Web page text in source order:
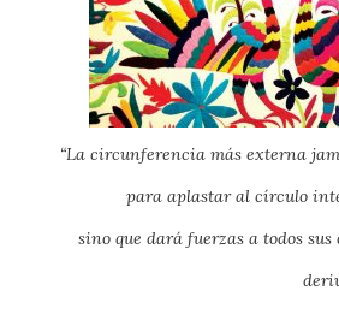
“La circunferencia más externa
para aplastar al círculo
sino que dará fuerzas a todos sus